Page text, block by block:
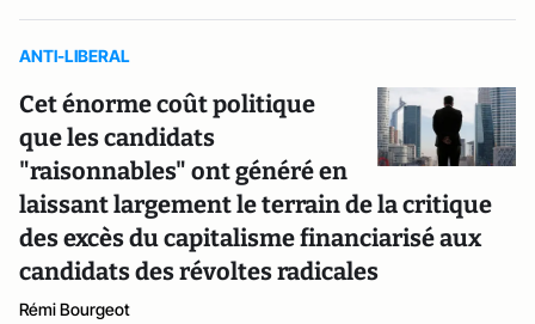
ANTI-LIBERAL
Cet énorme coût politique
que les candidats
"raisonnables" ont généré en
laissant largement le terrain de la critique
des excès du capitalisme financiarisé aux
candidats des révoltes radicales
Rémi Bourgeot